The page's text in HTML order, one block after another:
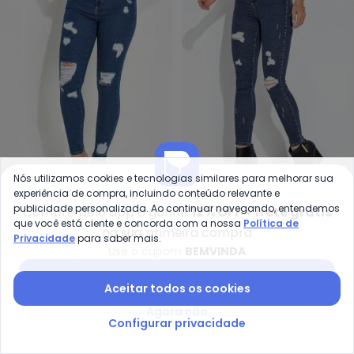
Sawary Jeans - Calça (Jeans)
Calça (Jeans) Super Lipo
Destroyed Sawary
SAWARY JEANS
R$ 99,99R$ 219,99
Calça (Jeans Azul) Super
Lipo Cigarrete
SAWARY JEANS
-48% -38%
Compre pelo app e ganhe12% OFF + frete grátis
na sua primeira compra
Nós utilizamos cookies e tecnologias similares para melhorar sua
experiência de compra, incluindo conteúdo relevante e
publicidade personalizada. Ao continuar navegando, entendemos
que você está ciente e concorda com a nossa Política de
Privacidadepara saber mais.
Aceitar todos os cookies
Configurar privacidade